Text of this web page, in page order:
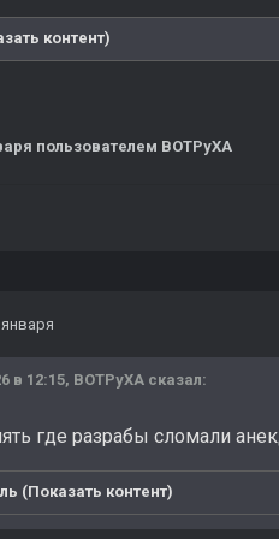
контент)
пользователем BOTPyXA
в 12:15, BOTPyXA сказал:
где разрабы сломали
(Показать контент)